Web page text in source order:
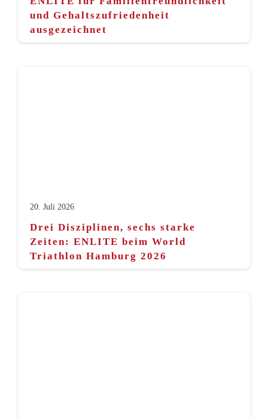
und Gehaltszufriedenheit
ausgezeichnet
20. Juli 2026
Drei Disziplinen, sechs starke
Zeiten: ENLITE beim World
Triathlon Hamburg 2026